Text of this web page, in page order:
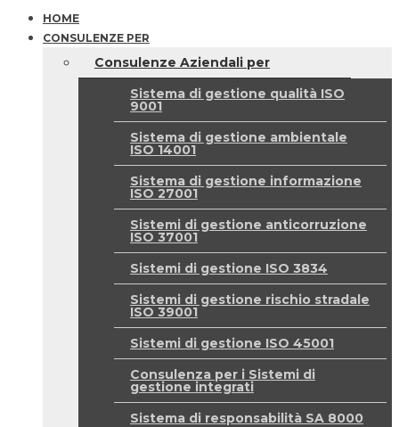
HOME
CONSULENZE PER
Consulenze Aziendali per
Sistema di gestione qualità ISO
9001
Sistema di gestione ambientale
ISO 14001
Sistema di gestione informazione
ISO 27001
Sistemi di gestione anticorruzione
ISO 37001
Sistemi di gestione ISO 3834
Sistemi di gestione rischio stradale
ISO 39001
Sistemi di gestione ISO 45001
Consulenza per i Sistemi di
gestione integrati
Sistema di responsabilità SA 8000